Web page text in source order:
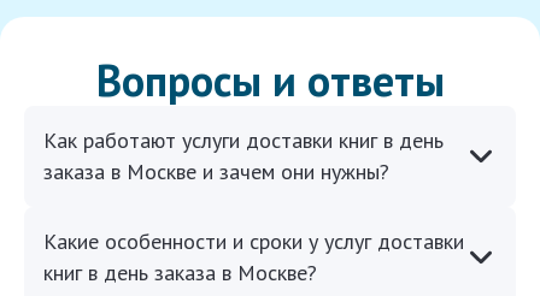
Вопросы и ответы
Как работают услуги доставки книг в день
заказа в Москве и зачем они нужны?
Какие особенности и сроки у услуг доставки
книг в день заказа в Москве?